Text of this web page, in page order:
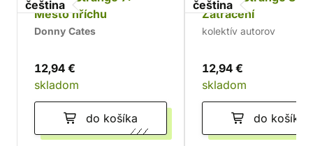
čeština
Město hříchu
Donny Cates
12,94 €
skladom
do košíka
čeština
Zatracení
kolektív autorov
12,94 €
skladom
do košíka